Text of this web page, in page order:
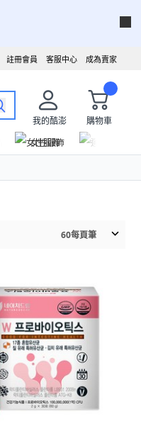
成為賣家
客服中心
註冊會員
我的酷澎
購物車
女性服飾
60每頁筆